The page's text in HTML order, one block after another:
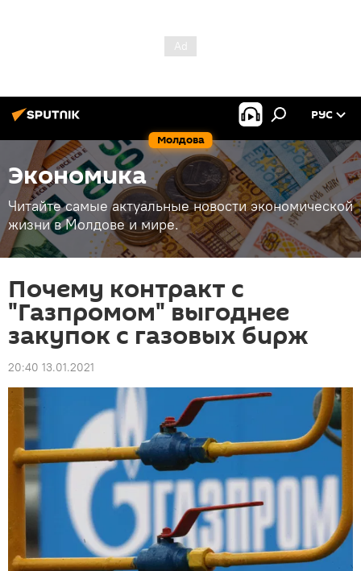
Молдова
РУС
Экономика
Читайте самые актуальные новости экономической
жизни в Молдове и мире.
Почему контракт с
"Газпромом" выгоднее
закупок с газовых бирж
20:40 13.01.2021